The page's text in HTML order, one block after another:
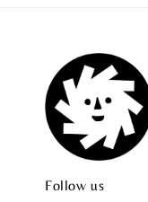
Follow us